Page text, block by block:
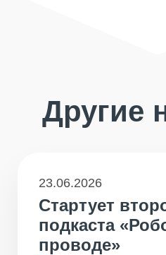
Другие
23.06.2026
Стартует
подкаста
проводе»